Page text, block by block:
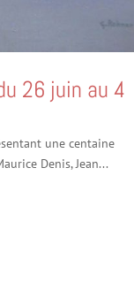
26 juin au 4
une centaine
Denis, Jean...